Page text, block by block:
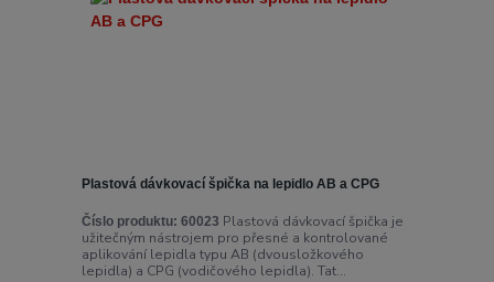
Plastová dávkovací špička na lepidlo AB a CPG
Číslo produktu: 60023 Plastová dávkovací špička je
užitečným nástrojem pro přesné a kontrolované
aplikování lepidla typu AB (dvousložkového
lepidla) a CPG (vodičového lepidla). Tat...